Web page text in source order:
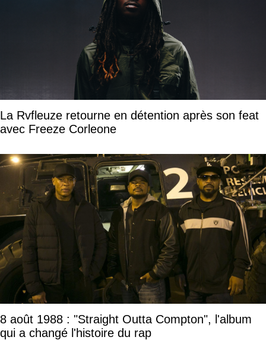
La Rvfleuze retourne en détention après son feat
avec Freeze Corleone
8 août 1988 : "Straight Outta Compton", l'album
qui a changé l'histoire du rap